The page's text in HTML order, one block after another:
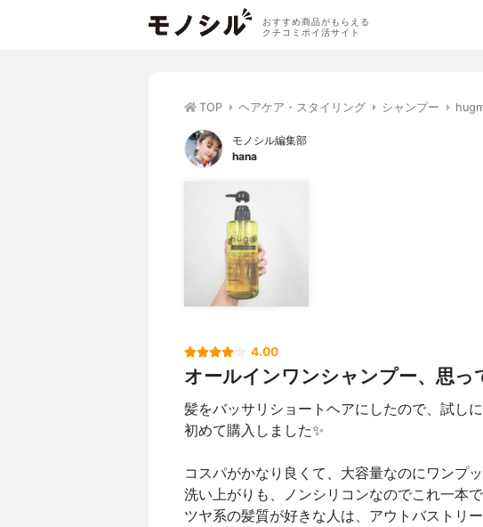
おすすめ商品がもらえる
クチコミポイ活サイト
TOP ヘアケア・スタイリング シャンプー
モノシル編集部
hana
4.00
オールインワンシャンプー、思っ
髪をバッサリショートヘアにしたので、試し
初めて購入しました✨
コスパがかなり良くて、大容量なのにワンプ
洗い上がりも、ノンシリコンなのでこれ一本
ツヤ系の髪質が好きな人は、アウトバストリ